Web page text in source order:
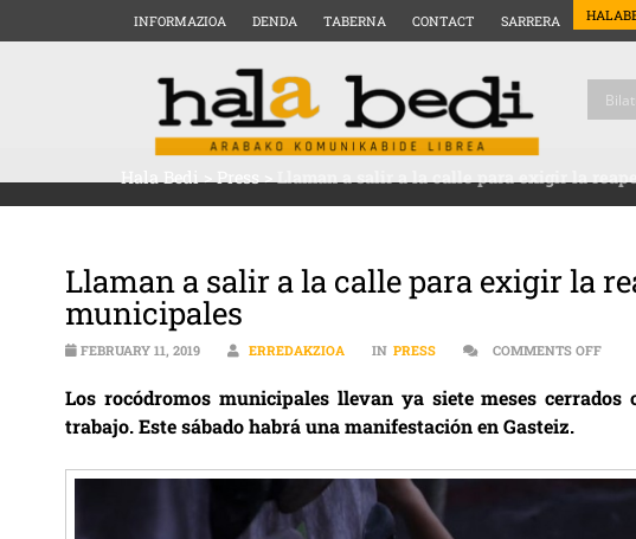
INFORMAZIOA DENDA TABERNA CONTACT SARRERA
Hala Bedi>Press>Llaman a salir a la calle para exigir la
Llaman a salir a la calle para exigir la
municipales
FEBRUARY 11, 2019 ERREDAKZIOA IN PRESS COMMENTS OFFON
Los rocódromos municipales llevan ya siete meses
trabajo. Este sábado habrá una manifestación en Gasteiz.